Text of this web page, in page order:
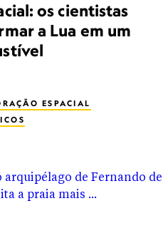
os cientistas
a Lua em um
ESPACIAL